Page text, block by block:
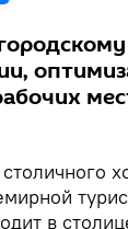
в